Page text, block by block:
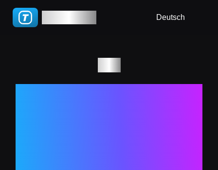
Deutsch
🇮🇹 Italiano
Anleitung